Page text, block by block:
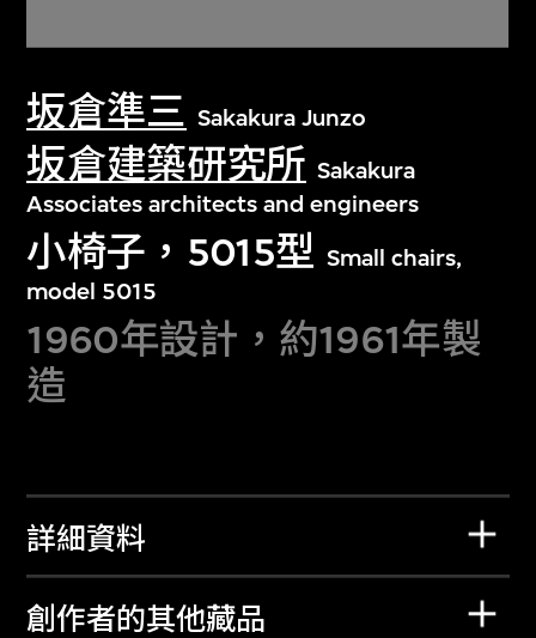
坂倉準三 Sakakura Junzo
坂倉建築研究所 Sakakura
Associates architects and engineers
小椅子，5015型 Small chairs,
model 5015
1960年設計，約1961年製
造
詳細資料
創作者的其他藏品
關於M+藏品
探索世界頂級的二十及二十一世紀視覺
文化藏品。